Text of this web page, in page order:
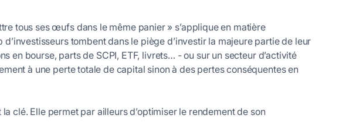
tous ses œufs dans le même panier » s’applique en matière
d’investisseurs tombent dans le piège d’investir la majeure partie de leur
en bourse, parts de SCPI, ETF, livrets… - ou sur un secteur d’activité
à une perte totale de capital sinon à des pertes conséquentes en
clé. Elle permet par ailleurs d’optimiser le rendement de son